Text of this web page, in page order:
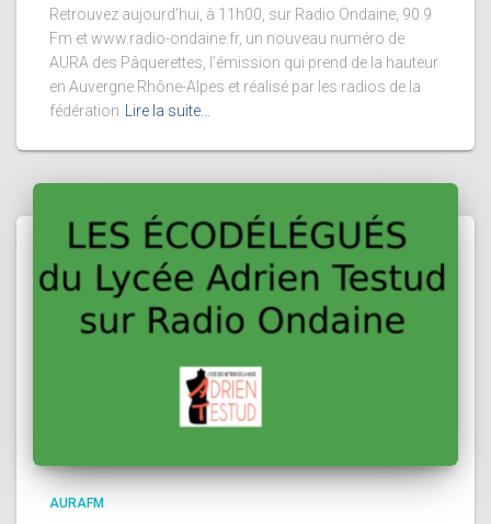
Retrouvez aujourd’hui, à 11h00, sur Radio Ondaine, 90.9
Fm et www.radio-ondaine.fr, un nouveau numéro de
AURA des Pâquerettes, l’émission qui prend de la hauteur
en Auvergne Rhône-Alpes et réalisé par les radios de la
fédération
Lire la suite…
AURAFM